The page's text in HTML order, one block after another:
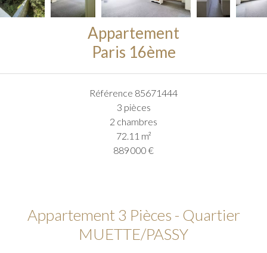
Appartement
Paris 16ème
Référence 85671444
3 pièces
2 chambres
72.11 m²
889 000 €
Appartement 3 Pièces - Quartier
MUETTE/PASSY